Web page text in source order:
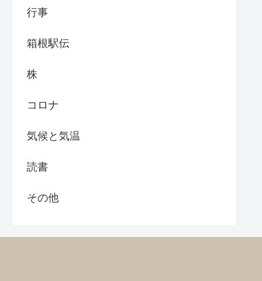
行事
箱根駅伝
株
コロナ
気候と気温
読書
その他